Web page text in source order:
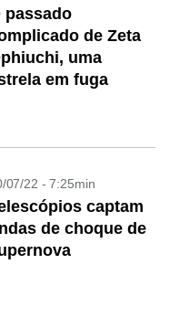
passado
de Zeta
uma
em fuga
07/22 - 7:25min
captam
de choque de